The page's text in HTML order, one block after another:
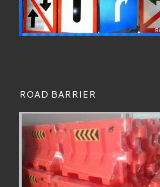
ROAD BARRIER